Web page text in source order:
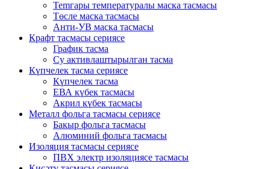
Temгары температуралы маска тасмасы
Төсле маска тасмасы
Анти-УВ маска тасмасы
Крафт тасмасы сериясе
График тасма
Су активлаштырылган тасма
Күпчелек тасма сериясе
Күпчелек тасма
ЕВА күбек тасмасы
Акрил күбек тасмасы
Металл фольга тасмасы сериясе
Бакыр фольга тасмасы
Алюминий фольга тасмасы
Изоляция тасмасы сериясе
ПВХ электр изоляциясе тасмасы